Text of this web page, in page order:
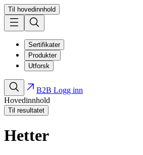
Til hovedinnhold
Sertifikater
Produkter
Utforsk
B2B Logg inn
Hovedinnhold
Til resultatet
Hetter